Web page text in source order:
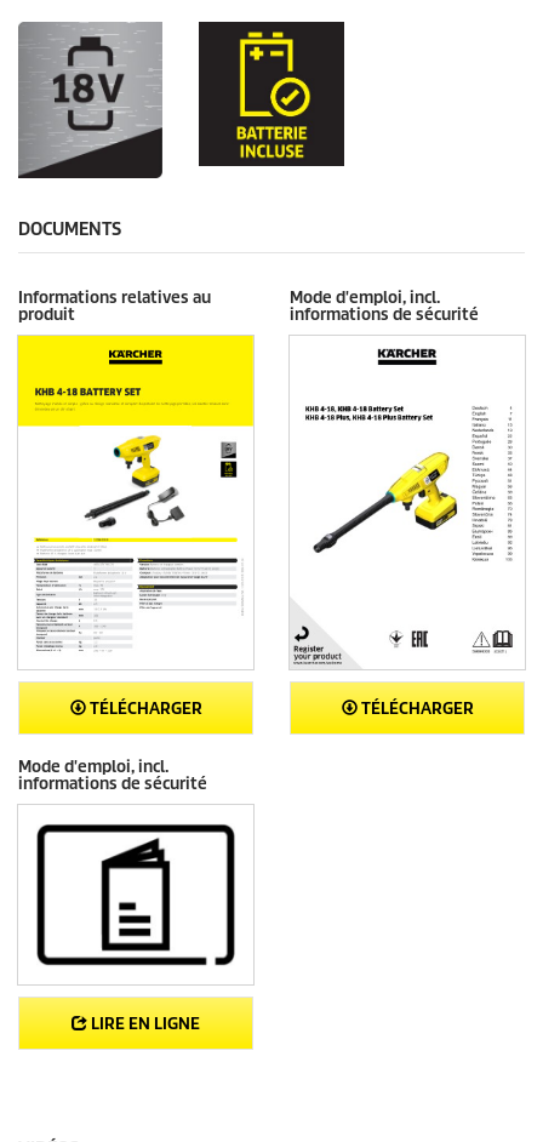
DOCUMENTS
Informations relatives au
produit
TÉLÉCHARGER
Mode d'emploi, incl.
informations de sécurité
TÉLÉCHARGER
Mode d'emploi, incl.
informations de sécurité
LIRE EN LIGNE